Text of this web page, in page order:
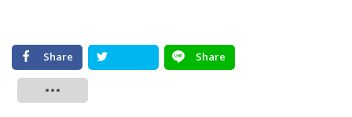
Share
Share